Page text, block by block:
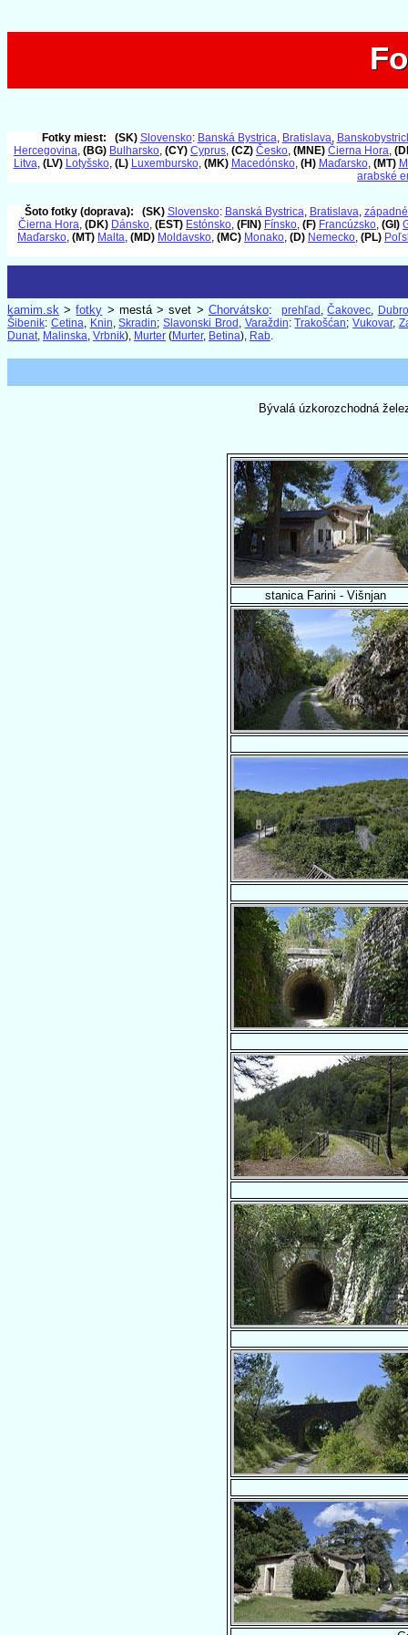
Fotky miest: (SK) Slovensko: Banská Bystrica, Bratislava,
Hercegovina, (BG) Bulharsko, (CY) Cyprus, (CZ) Česko, (MNE) Čierna Hora,
Litva, (LV) Lotyšsko, (L) Luxembursko, (MK) Macedónsko, (H) Maďarsko, (MT)
arabské
Šoto fotky (doprava): (SK) Slovensko: Banská Bystrica, Bratislava,
Čierna Hora, (DK) Dánsko, (EST) Estónsko, (FIN) Fínsko, (F) Francúzsko, (GI)
Maďarsko, (MT) Malta, (MD) Moldavsko, (MC) Monako, (D) Nemecko, (PL)
kamim.sk >fotky > mestá > svet > Chorvátsko: prehľad ,Čakovec,
Šibenik: Cetina, Knin,Skradin;Slavonski Brod , Varaždin:Trakošćan;Vukovar,
Dunat, Malinska, Vrbnik), Murter (Murter, Betina), Rab.
Bývalá úzkorozchodná
stanica Farini - Višnjan